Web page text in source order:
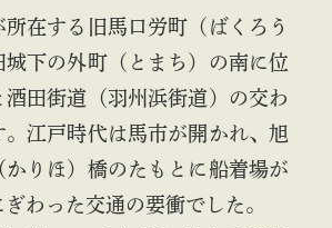
在する旧馬口労町（ばくろう
城下の外町（とまち）の南に位
田街道（羽州浜街道）の交わ
。江戸時代は馬市が開かれ、旭
かりほ）橋のたもとに船着場が
わった交通の要衝でした。